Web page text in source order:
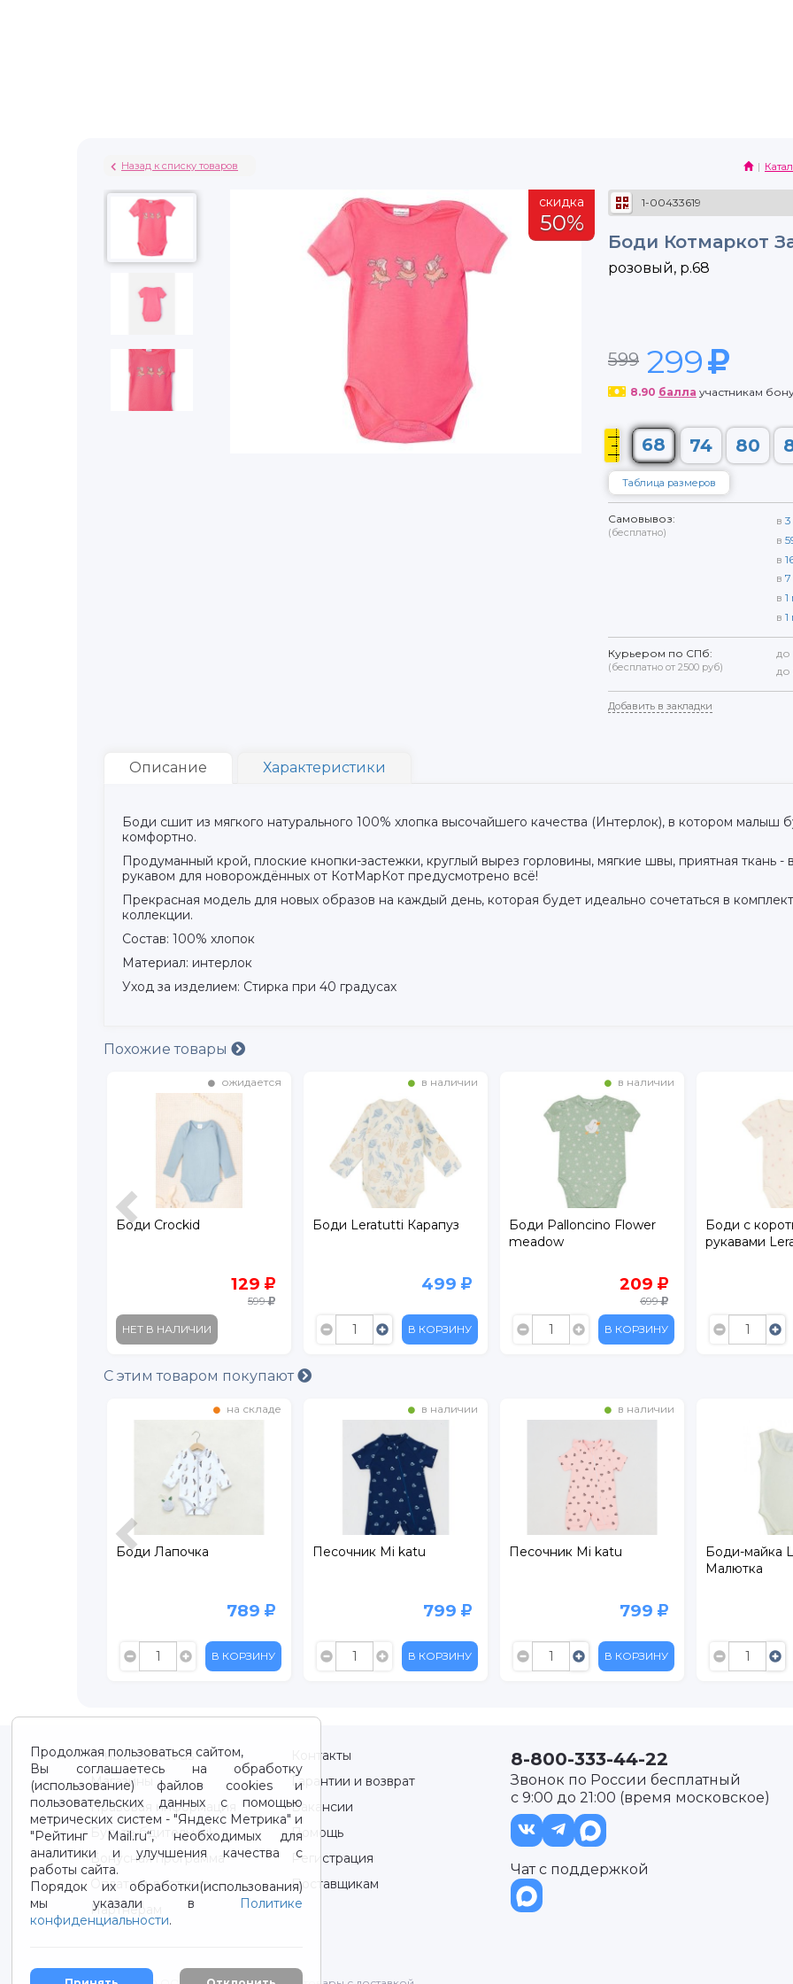
Назад к списку товаров
скидка
50%
1-00433619
Боди Котмаркот
розовый, р.68
599 299
8.90 балла участникам
68 74 80
Таблица размеров
Самовывоз:
(бесплатно)
в 3
в
в
в 7
в 1
в 1
Курьером по СПб:
(бесплатно от 2500 руб)
до
до
Добавить в закладки
Описание Характеристики
Боди сшит из мягкого натурального 100% хлопка высочайшего качества (Интерлок), в котором малыш
комфортно.
Продуманный крой, плоские кнопки-застежки, круглый вырез горловины, мягкие швы, приятная ткань
рукавом для новорождённых от КотМарКот предусмотрено всё!
Прекрасная модель для новых образов на каждый день, которая будет идеально сочетаться в
коллекции.
Состав: 100% хлопок
Материал: интерлок
Уход за изделием: Стирка при 40 градусах
Похожие товары
ожидается
Боди Crockid
129
599
НЕТ В НАЛИЧИИ
в наличии
Боди Leratutti Карапуз
499
В КОРЗИНУ
в наличии
Боди Palloncino Flower
meadow
209
699
В КОРЗИНУ
Боди с
рукавами
С этим товаром покупают
на складе
Боди Лапочка
789
В КОРЗИНУ
в наличии
Песочник Mi katu
799
В КОРЗИНУ
в наличии
Песочник Mi katu
799
В КОРЗИНУ
Боди-майка
Малютка
Продолжая пользоваться сайтом,
Вы соглашаетесь на обработку
(использование) файлов cookies и
пользовательских данных с помощью
метрических систем - "Яндекс Метрика" и
"Рейтинг Mail.ru“, необходимых для
аналитики и улучшения качества с
работы сайта.
Порядок их обработки(использования)
мы указали в Политике
конфиденциальности.
О нас / About us
Контакты
Магазины
Гарантии и возврат
Правовая информация
Вакансии
Будьте бдительны!
Помощь
Бонусная программа
Регистрация
Оплата и доставка
Поставщикам
Партнерам
8-800-333-44-22
Звонок по России бесплатный
с 9:00 до 21:00 (время московское)
Чат с поддержкой